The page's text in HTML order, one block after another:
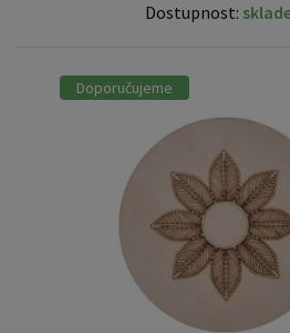
Dostupnost:
Doporučujeme